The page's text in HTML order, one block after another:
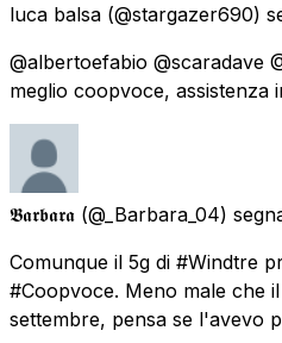
luca balsa (@stargazer690)
@albertoefabio @scaradave
meglio coopvoce, assistenza
𝕭𝖆𝖗𝖇𝖆𝖗𝖆 (@_Barbara_04)
Comunque il 5g di #Windtre
#Coopvoce. Meno male che
settembre, pensa se l'avevo